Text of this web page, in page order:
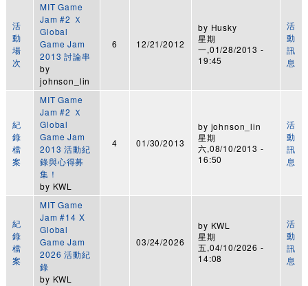
活
動
場
次
MIT Game
Jam #2 Ｘ
Global
Game Jam
2013 討論串
by
johnson_lin
6 12/21/2012
by Husky
星期
一,01/28/2013 -
19:45
活
動
訊
息
紀
錄
檔
案
MIT Game
Jam #2 Ｘ
Global
Game Jam
2013 活動紀
錄與心得募
集！
by KWL
4 01/30/2013
by johnson_lin
星期
六,08/10/2013 -
16:50
活
動
訊
息
紀
錄
檔
案
MIT Game
Jam #14 X
Global
Game Jam
2026 活動紀
錄
by KWL
03/24/2026
by KWL
星期
五,04/10/2026 -
14:08
活
動
訊
息